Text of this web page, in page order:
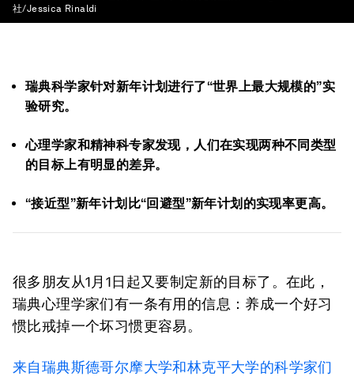
社/Jessica Rinaldi
瑞典科学家针对新年计划进行了“世界上最大规模的”实
验研究。
心理学家和精神科专家发现，人们在实现两种不同类型
的目标上有明显的差异。
“接近型”新年计划比“回避型”新年计划的实现率更高。
很多朋友从1月1日起又要制定新的目标了。在此，
瑞典心理学家们有一条有用的信息：养成一个好习
惯比戒掉一个坏习惯更容易。
来自瑞典斯德哥尔摩大学和林克平大学的科学家们